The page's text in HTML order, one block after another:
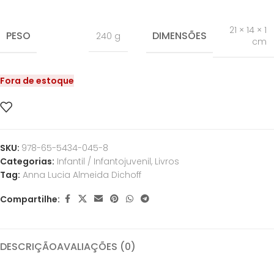
PESO 240 g DIMENSÕES
21 × 14 × 1
cm
Fora de estoque
SKU: 978-65-5434-045-8
Categorias: Infantil / Infantojuvenil, Livros
Tag: Anna Lucia Almeida Dichoff
Compartilhe:
DESCRIÇÃOAVALIAÇÕES (0)